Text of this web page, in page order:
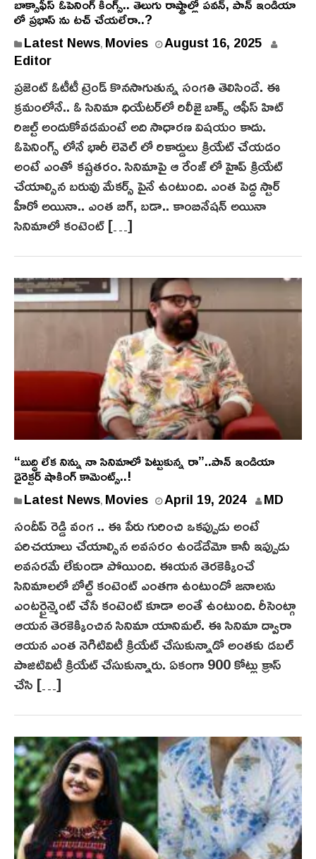
లో ప్రభాస్ ను టచ్ చేయలేరా..?
Latest News, Movies August 16, 2025A
u
s
t
1
6
,
2
5
Editor
ప్ర‌జెంట్ ఓటీటీ ట్రెండ్ కొనసాగుతున్న సంగతి తెలిసిందే. ఈ
క్రమంలోనే.. ఓ సినిమా ధియేటర్‌లో రిలీజై బాక్స్ ఆఫీస్ హిట్
రిజల్ట్ అందుకోవడమంటే అది సాధారణ విషయం కాదు.
ఓపెనింగ్స్ లోనే భారీ లెవెల్ లో రికార్డులు క్రియేట్ చేయడం
అంటే ఎంతో కష్టతరం. సినిమాపై ఆ రేంజ్ లో హైప్‌ క్రియేట్
చేయాల్సిన బరువు మేకర్స్ పైనే ఉంటుంది. ఎంత పెద్ద స్టార్
హీరో అయినా.. ఎంత బిగ్, బడా.. కాంబినేషన్ అయినా
సినిమాలో కంటెంట్ […]
“బుద్ధి లేక నిన్ను నా సినిమాలో పెట్టుకున్న రా”..పాన్ ఇండియా
డైరెక్టర్ షాకింగ్ కామెంట్స్..!
Latest News, Movies April 19, 2024A
p
r
i
l
1
9
,
2
0
2
MD
సందీప్ రెడ్డి వంగ .. ఈ పేరు గురించి ఒకప్పుడు అంటే
పరిచయాలు చేయాల్సిన అవసరం ఉండేదేమో కానీ ఇప్పుడు
అవసరమే లేకుండా పోయింది. ఈయన తెరకెక్కించే
సినిమాలలో బోల్డ్ కంటెంట్ ఎంతగా ఉంటుందో జనాలను
ఎంటర్టైన్మెంట్ చేసే కంటెంట్ కూడా అంతే ఉంటుంది. రీసెంట్గా
ఆయన తెరకెక్కించిన సినిమా యానిమల్. ఈ సినిమా ద్వారా
ఆయన ఎంత నెగిటివిటీ క్రియేట్ చేసుకున్నాడో అంతకు డబల్
పాజిటివిటీ క్రియేట్ చేసుకున్నారు. ఏకంగా 900 కోట్లు క్రాస్
చేసి […]